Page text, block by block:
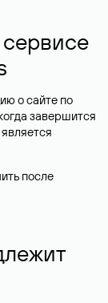
о сайте по
завершится
после